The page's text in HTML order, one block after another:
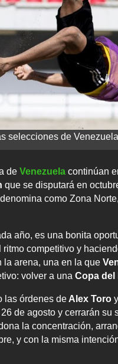
selecciones de
de Venezuela continúan
que se disputará en
como Zona
año, es una bonita
competitivo y
la arena, una en la que
volver a una Copa del
las órdenes de Alex Toro
de agosto y cerrarán
la concentración,
y con la misma